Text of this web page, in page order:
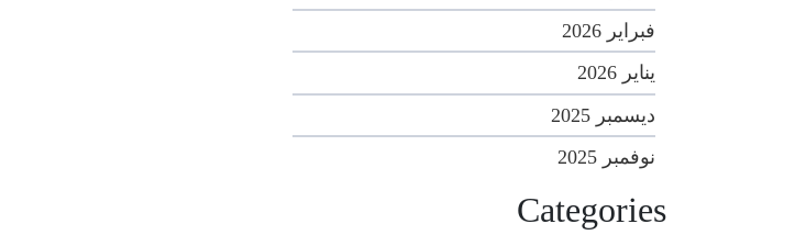
فبراير 2026
يناير 2026
ديسمبر 2025
نوفمبر 2025
Categories